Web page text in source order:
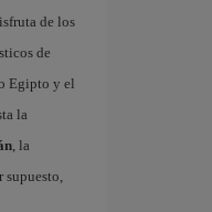
de los
de
Egipto y el
la
, la
supuesto,